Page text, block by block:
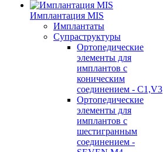
Имплантация MIS
Имплантаты
Супраструктуры
Ортопедические
элементы для
имплантов с
коническим
соединением - C1,V3
Ортопедические
элементы для
имплантов с
шестигранным
соединением -